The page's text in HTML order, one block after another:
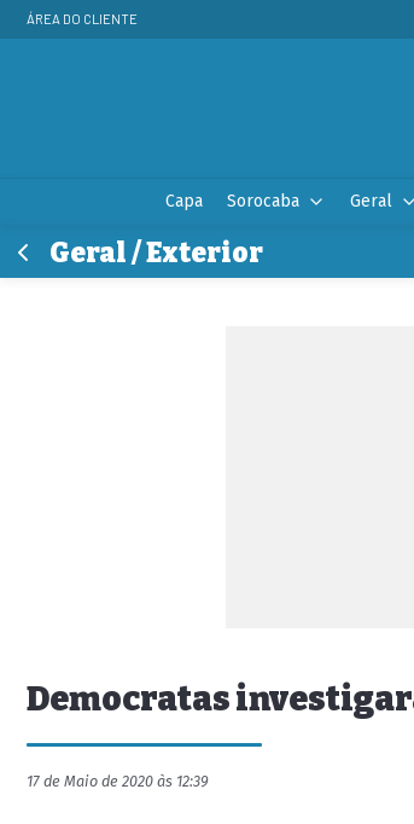
ÁREA DO CLIENTE
Capa Sorocaba Geral
Geral / Exterior
Democratas
17 de Maio de 2020 às 12:39